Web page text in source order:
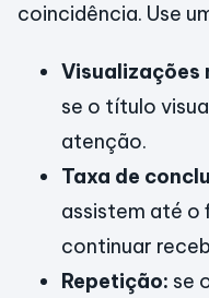
coincidência. Use
Visualizações
se o título
atenção.
Taxa de
assistem até o
continuar
Repetição: se